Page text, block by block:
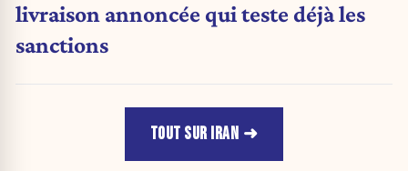
livraison annoncée qui teste déjà les
sanctions
TOUT SUR IRAN